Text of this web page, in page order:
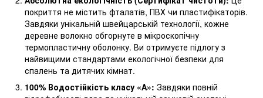
покриття не містить фталатів, ПВХ чи пластифікаторів.
Завдяки унікальній швейцарській технології, кожне
деревне волокно обгорнуте в мікроскопічну
термопластичну оболонку. Ви отримуєте підлогу з
найвищими стандартами екологічної безпеки для
спалень та дитячих кімнат.
100% Водостійкість класу «А»: Завдяки повній